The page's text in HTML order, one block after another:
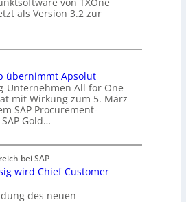
als Version 3.2 zur
übernimmt Apsolut
Unternehmen All for One
mit Wirkung zum 5. März
SAP Procurement-
Gold…
bei SAP
wird Chief Customer
des neuen